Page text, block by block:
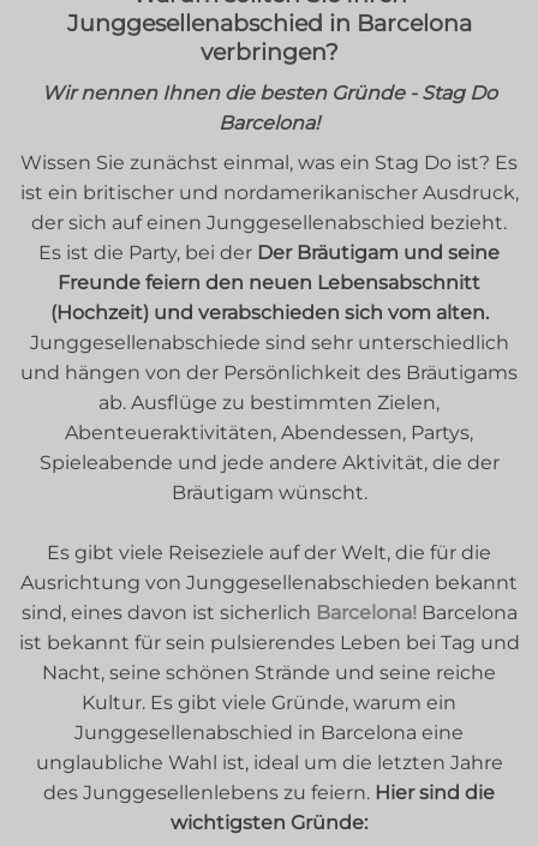
Junggesellenabschied in Barcelona
verbringen?
Wir nennen Ihnen die besten Gründe - Stag Do
Barcelona!
Wissen Sie zunächst einmal, was ein Stag Do ist? Es
ist ein britischer und nordamerikanischer Ausdruck,
der sich auf einen Junggesellenabschied bezieht.
Es ist die Party, bei der Der Bräutigam und seine
Freunde feiern den neuen Lebensabschnitt
(Hochzeit) und verabschieden sich vom alten.
Junggesellenabschiede sind sehr unterschiedlich
und hängen von der Persönlichkeit des Bräutigams
ab. Ausflüge zu bestimmten Zielen,
Abenteueraktivitäten, Abendessen, Partys,
Spieleabende und jede andere Aktivität, die der
Bräutigam wünscht.
Es gibt viele Reiseziele auf der Welt, die für die
Ausrichtung von Junggesellenabschieden bekannt
sind, eines davon ist sicherlich Barcelona! Barcelona
ist bekannt für sein pulsierendes Leben bei Tag und
Nacht, seine schönen Strände und seine reiche
Kultur. Es gibt viele Gründe, warum ein
Junggesellenabschied in Barcelona eine
unglaubliche Wahl ist, ideal um die letzten Jahre
des Junggesellenlebens zu feiern. Hier sind die
wichtigsten Gründe: